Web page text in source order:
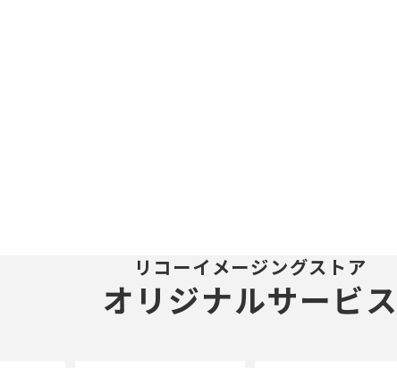
リコーイメージングストア
オリジナルサービス